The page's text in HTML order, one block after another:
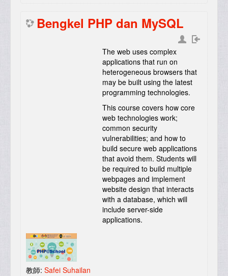
Bengkel PHP dan MySQL
The web uses complex
applications that run on
heterogeneous browsers that
may be built using the latest
programming technologies.
This course covers how core
web technologies work;
common security
vulnerabilities; and how to
build secure web applications
that avoid them. Students will
be required to build multiple
webpages and implement
website design that interacts
with a database, which will
include server-side
applications.
教師: Safei Suhailan